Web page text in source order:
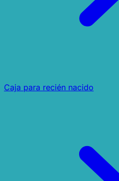
Caja para recién nacido